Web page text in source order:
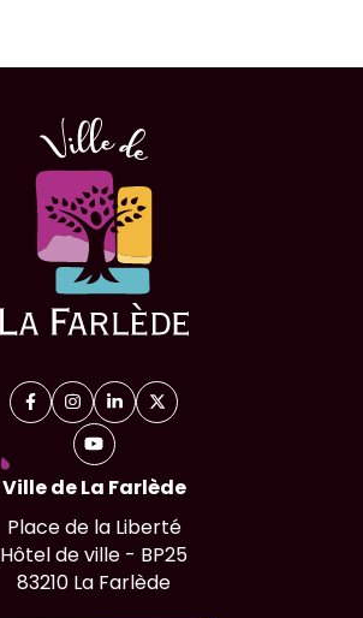
Facebook
(ouverture dans un nouvel onglet)
Instagram
(ouverture dans un nouvel onglet)
Linkedin
(ouverture dans un nouvel
X (Twitter)
(ouverture dans un
YouTube
(ouverture dans un nouvel
Ville de La Farlède
Place de la Liberté
Hôtel de ville - BP25
83210 La Farlède